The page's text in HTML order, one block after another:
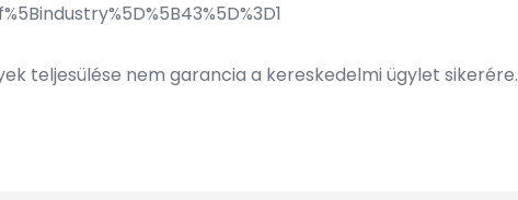
teljesülése nem garancia a kereskedelmi ügylet sikerére.